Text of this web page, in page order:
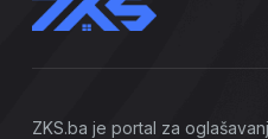
ZKS.ba je portal za